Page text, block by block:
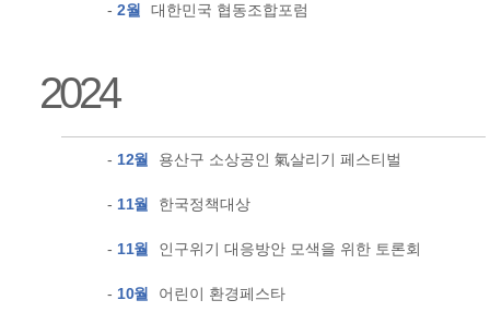
-2월 대한민국 협동조합포럼
2024
- 12월 용산구 소상공인 氣살리기 페스티벌
- 11월 한국정책대상
- 11월 인구위기 대응방안 모색을 위한 토론회
- 10월 어린이 환경페스타